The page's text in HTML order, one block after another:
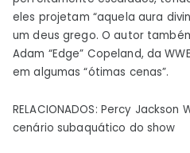
eles projetam “aquela aura
um deus grego. O autor
Adam “Edge” Copeland, da
em algumas “ótimas cenas”.
RELACIONADOS: Percy
cenário subaquático do show